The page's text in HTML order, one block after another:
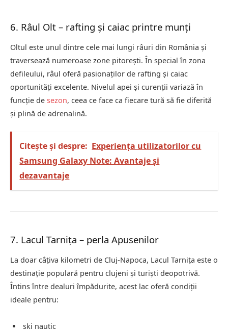
6. Râul Olt – rafting și caiac printre munți
Oltul este unul dintre cele mai lungi râuri din România și
traversează numeroase zone pitorești. În special în zona
defileului, râul oferă pasionaților de rafting și caiac
oportunități excelente. Nivelul apei și curenții variază în
funcție de sezon, ceea ce face ca fiecare tură să fie diferită
și plină de adrenalină.
Citește și despre: Experiența utilizatorilor cu
Samsung Galaxy Note: Avantaje și
dezavantaje
7. Lacul Tarnița – perla Apusenilor
La doar câțiva kilometri de Cluj-Napoca, Lacul Tarnița este o
destinație populară pentru clujeni și turiști deopotrivă.
Întins între dealuri împădurite, acest lac oferă condiții
ideale pentru:
ski nautic